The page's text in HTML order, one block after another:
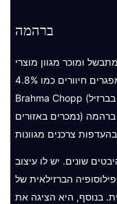
ברהמה
ומוכר מגוון מוצרי
בירה. הוא מציע סוגים שונים כמו מפגרים חיוורים כמו 4.8% ABV
Brahma Chopp (המותג הראשי בברזיל), 4.3% ABV ברהמה להפצה
(נמכרים באזורים
שונים. יש לו עיצוב
הברזילאית של
בנוסף, היא הציגה את